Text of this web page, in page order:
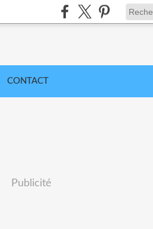
CONTACT
Publicité